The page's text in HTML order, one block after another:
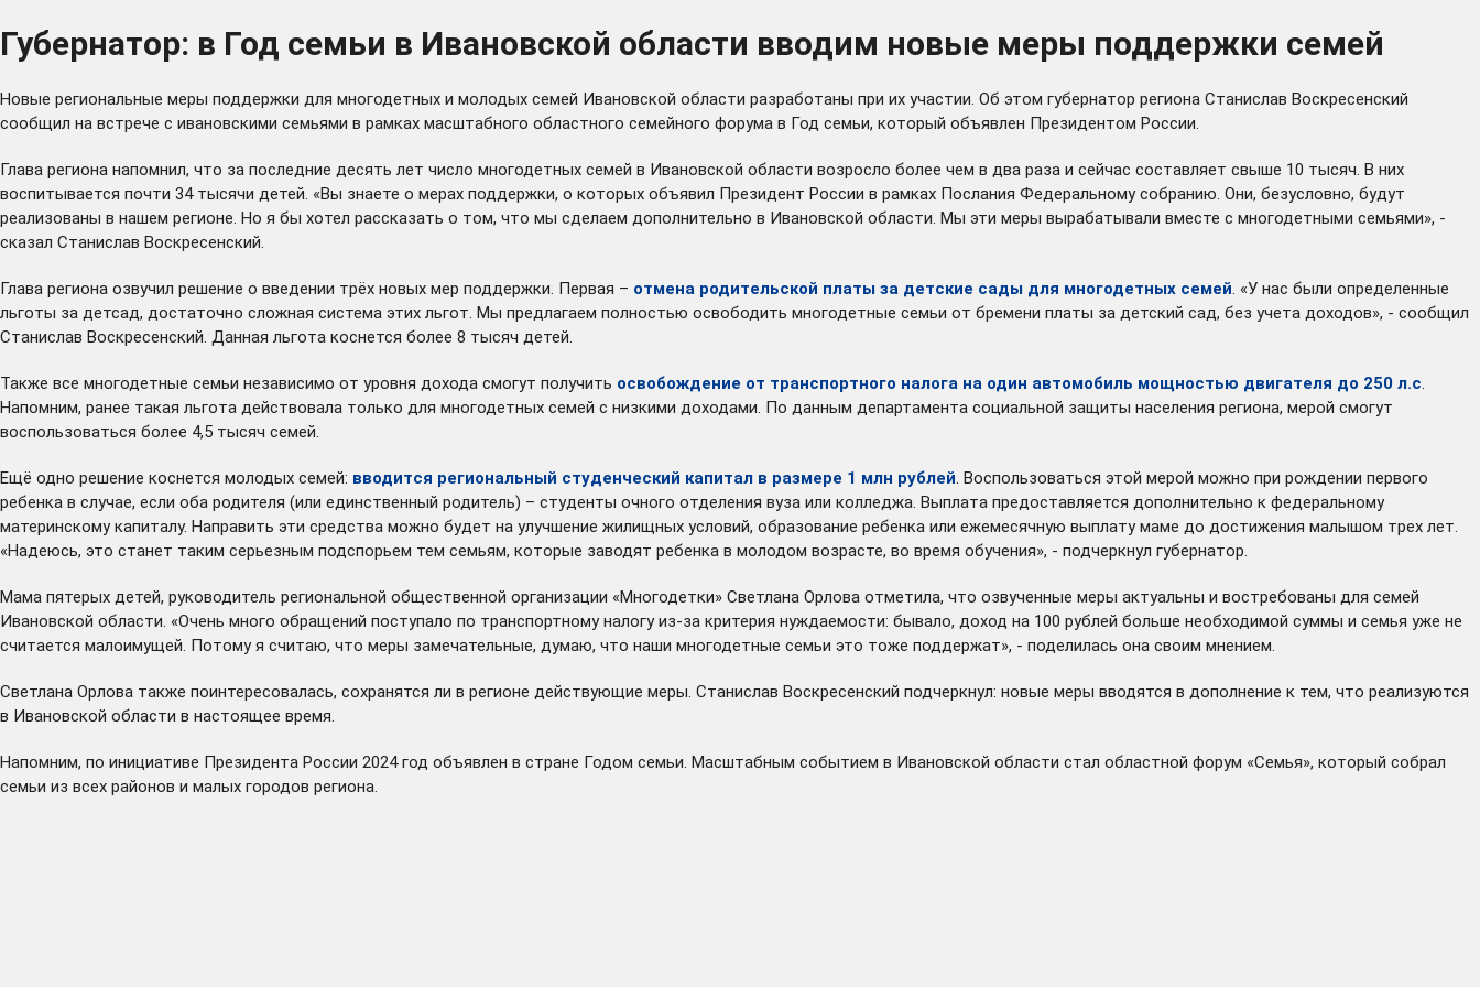
Губернатор: в Год семьи в Ивановской области вводим новые меры поддержки семей
Новые региональные меры поддержки для многодетных и молодых семей Ивановской области разработаны при их участии. Об этом губернатор региона Станислав Воскресенский
сообщил на встрече с ивановскими семьями в рамках масштабного областного семейного форума в Год семьи, который объявлен Президентом России.
Глава региона напомнил, что за последние десять лет число многодетных семей в Ивановской области возросло более чем в два раза и сейчас составляет свыше 10 тысяч. В них
воспитывается почти 34 тысячи детей. «Вы знаете о мерах поддержки, о которых объявил Президент России в рамках Послания Федеральному собранию. Они, безусловно, будут
реализованы в нашем регионе. Но я бы хотел рассказать о том, что мы сделаем дополнительно в Ивановской области. Мы эти меры вырабатывали вместе с многодетными семьями», -
сказал Станислав Воскресенский.
Глава региона озвучил решение о введении трёх новых мер поддержки. Первая – отмена родительской платы за детские сады для многодетных семей . «У нас были определенные
льготы за детсад, достаточно сложная система этих льгот. Мы предлагаем полностью освободить многодетные семьи от бремени платы за детский сад, без учета доходов», - сообщил
Станислав Воскресенский. Данная льгота коснется более 8 тысяч детей.
Также все многодетные семьи независимо от уровня дохода смогут получить освобождение от транспортного налога на один автомобиль мощностью двигателя до 250 л.с
Напомним, ранее такая льгота действовала только для многодетных семей с низкими доходами. По данным департамента социальной защиты населения региона, мерой смогут
воспользоваться более 4,5 тысяч семей.
Ещё одно решение коснется молодых семей: вводится региональный студенческий капитал в размере 1 млн рублей . Воспользоваться этой мерой можно при рождении первого
ребенка в случае, если оба родителя (или единственный родитель) – студенты очного отделения вуза или колледжа. Выплата предоставляется дополнительно к федеральному
материнскому капиталу. Направить эти средства можно будет на улучшение жилищных условий, образование ребенка или ежемесячную выплату маме до достижения малышом трех лет.
«Надеюсь, это станет таким серьезным подспорьем тем семьям, которые заводят ребенка в молодом возрасте, во время обучения», - подчеркнул губернатор.
Мама пятерых детей, руководитель региональной общественной организации «Многодетки» Светлана Орлова отметила, что озвученные меры актуальны и востребованы для семей
Ивановской области. «Очень много обращений поступало по транспортному налогу из-за критерия нуждаемости: бывало, доход на 100 рублей больше необходимой суммы и семья уже не
считается малоимущей. Потому я считаю, что меры замечательные, думаю, что наши многодетные семьи это тоже поддержат», - поделилась она своим мнением.
Светлана Орлова также поинтересовалась, сохранятся ли в регионе действующие меры. Станислав Воскресенский подчеркнул: новые меры вводятся в дополнение к тем, что реализуются
в Ивановской области в настоящее время.
Напомним, по инициативе Президента России 2024 год объявлен в стране Годом семьи. Масштабным событием в Ивановской области стал областной форум «Семья», который собрал
семьи из всех районов и малых городов региона.